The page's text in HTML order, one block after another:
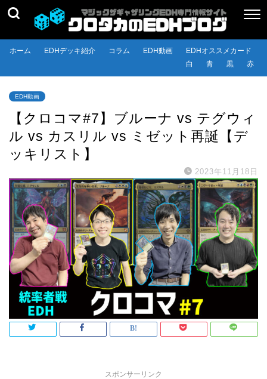
ホーム EDHデッキ紹介 コラム EDH動画
EDHオススメカード
白
青 黒 赤
EDH動画
【クロコマ#7】ブルーナ vs テグウィ
ル vs カスリル vs ミゼット再誕【デ
ッキリスト】
2023年11月18日
スポンサーリンク